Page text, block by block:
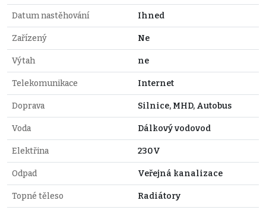
Datum nastěhování Ihned
Zařízený Ne
Výtah ne
Telekomunikace Internet
Doprava Silnice, MHD, Autobus
Voda Dálkový vodovod
Elektřina 230V
Odpad Veřejná kanalizace
Topné těleso Radiátory